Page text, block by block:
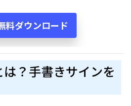
料ダウンロード
？手書きサインを